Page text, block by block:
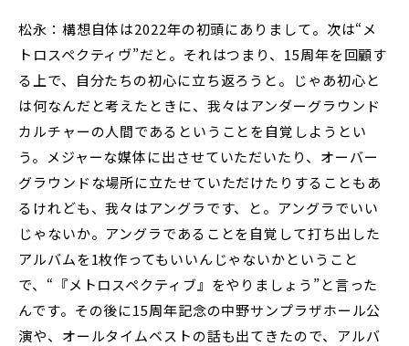
松永：構想自体は2022年の初頭にありまして。次は“メ
トロスペクティヴ”だと。それはつまり、15周年を回顧す
る上で、自分たちの初心に立ち返ろうと。じゃあ初心と
は何なんだと考えたときに、我々はアンダーグラウンド
カルチャーの人間であるということを自覚しようとい
う。メジャーな媒体に出させていただいたり、オーバー
グラウンドな場所に立たせていただけたりすることもあ
るけれども、我々はアングラです、と。アングラでいい
じゃないか。アングラであることを自覚して打ち出した
アルバムを1枚作ってもいいんじゃないかということ
で、“『メトロスペクティブ』をやりましょう”と言った
んです。その後に15周年記念の中野サンプラザホール公
演や、オールタイムベストの話も出てきたので、アルバ